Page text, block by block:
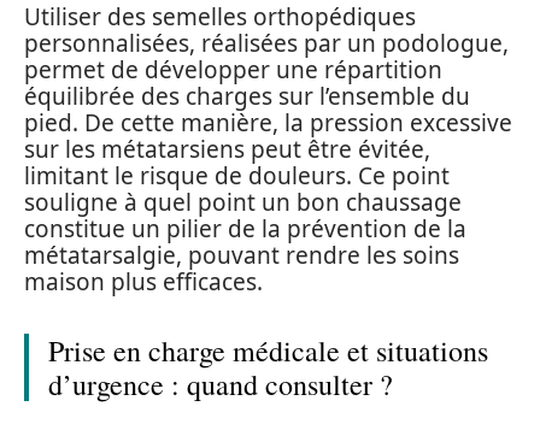
Utiliser des semelles orthopédiques
personnalisées, réalisées par un podologue,
permet de développer une répartition
équilibrée des charges sur l’ensemble du
pied. De cette manière, la pression excessive
sur les métatarsiens peut être évitée,
limitant le risque de douleurs. Ce point
souligne à quel point un bon chaussage
constitue un pilier de la prévention de la
métatarsalgie, pouvant rendre les soins
maison plus efficaces.
Prise en charge médicale et situations
d’urgence : quand consulter ?